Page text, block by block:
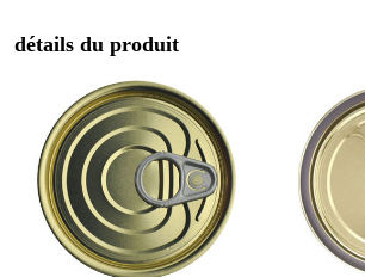
détails du produit